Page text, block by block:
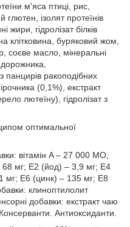
м'яса птиці, рис,
глютен, ізолят протеїнів
гідролізат білків
клітковина, буряковий жом,
соєве масло, мінеральні
панцирів ракоподібних
(0,1%), екстракт
лютеїну), гідролізат з
оптимальної
вітамін A – 27 000 МО;
68 мг; Е2 (йод) – 3,9 мг; Е4
мг; Е6 (цинк) – 135 мг; Е8
клиноптилолит
добавки: екстракт чаю
Антиоксиданти.